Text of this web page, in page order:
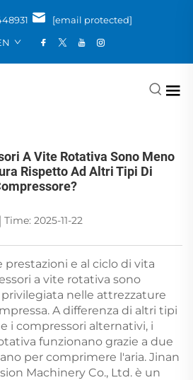
[email protected]
A Vite Rotativa Sono Meno
Rispetto Ad Altri Tipi Di
Time: 2025-11-22
prestazioni e al ciclo di vita
a vite rotativa sono
nelle attrezzature
A differenza di altri tipi
i compressori alternativi, i
funzionano grazie a due
per comprimere l'aria. Jinan
Machinery Co., Ltd. è un